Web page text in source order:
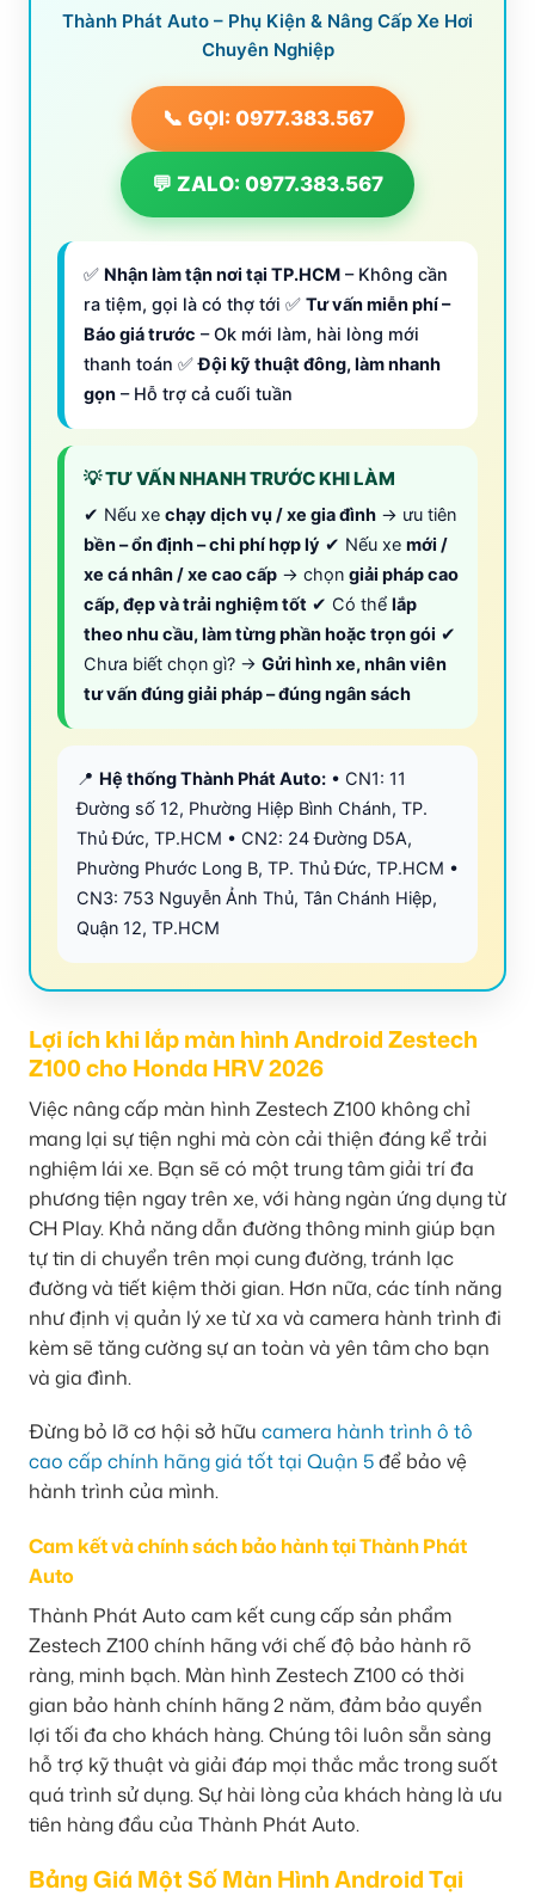
Thành Phát Auto – Phụ Kiện & Nâng Cấp Xe Hơi
Chuyên Nghiệp
📞 GỌI: 0977.383.567
💬 ZALO: 0977.383.567
✅ Nhận làm tận nơi tại TP.HCM – Không cần
ra tiệm, gọi là có thợ tới ✅ Tư vấn miễn phí –
Báo giá trước – Ok mới làm, hài lòng mới
thanh toán ✅Đội kỹ thuật đông, làm nhanh
gọn – Hỗ trợ cả cuối tuần
💡 TƯ VẤN NHANH TRƯỚC KHI LÀM
✔ Nếu xe chạy dịch vụ / xe gia đình → ưu tiên
bền – ổn định – chi phí hợp lý ✔ Nếu xe mới /
xe cá nhân / xe cao cấp → chọn giải pháp cao
cấp, đẹp và trải nghiệm tốt ✔ Có thể lắp
theo nhu cầu, làm từng phần hoặc trọn gói ✔
Chưa biết chọn gì? → Gửi hình xe, nhân viên
tư vấn đúng giải pháp – đúng ngân sách
📍 Hệ thống Thành Phát Auto: • CN1: 11
Đường số 12, Phường Hiệp Bình Chánh, TP.
Thủ Đức, TP.HCM • CN2: 24 Đường D5A,
Phường Phước Long B, TP. Thủ Đức, TP.HCM •
CN3: 753 Nguyễn Ảnh Thủ, Tân Chánh Hiệp,
Quận 12, TP.HCM
Lợi ích khi lắp màn hình Android Zestech
Z100 cho Honda HRV 2026
Việc nâng cấp màn hình Zestech Z100 không chỉ
mang lại sự tiện nghi mà còn cải thiện đáng kể trải
nghiệm lái xe. Bạn sẽ có một trung tâm giải trí đa
phương tiện ngay trên xe, với hàng ngàn ứng dụng từ
CH Play. Khả năng dẫn đường thông minh giúp bạn
tự tin di chuyển trên mọi cung đường, tránh lạc
đường và tiết kiệm thời gian. Hơn nữa, các tính năng
như định vị quản lý xe từ xa và camera hành trình đi
kèm sẽ tăng cường sự an toàn và yên tâm cho bạn
và gia đình.
Đừng bỏ lỡ cơ hội sở hữu camera hành trình ô tô
cao cấp chính hãng giá tốt tại Quận 5để bảo vệ
hành trình của mình.
Cam kết và chính sách bảo hành tại Thành Phát
Auto
Thành Phát Auto cam kết cung cấp sản phẩm
Zestech Z100 chính hãng với chế độ bảo hành rõ
ràng, minh bạch. Màn hình Zestech Z100 có thời
gian bảo hành chính hãng 2 năm, đảm bảo quyền
lợi tối đa cho khách hàng. Chúng tôi luôn sẵn sàng
hỗ trợ kỹ thuật và giải đáp mọi thắc mắc trong suốt
quá trình sử dụng. Sự hài lòng của khách hàng là ưu
tiên hàng đầu của Thành Phát Auto.
Bảng Giá Một Số Màn Hình Android Tại